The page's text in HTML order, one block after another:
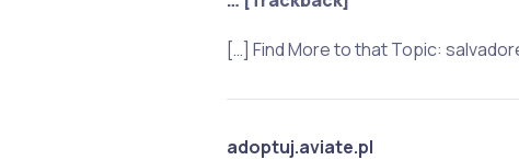
[…] Find More to that Topic:
adoptuj.aviate.pl